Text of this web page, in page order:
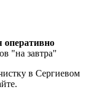
оперативно
"на завтра"
в Сергиевом